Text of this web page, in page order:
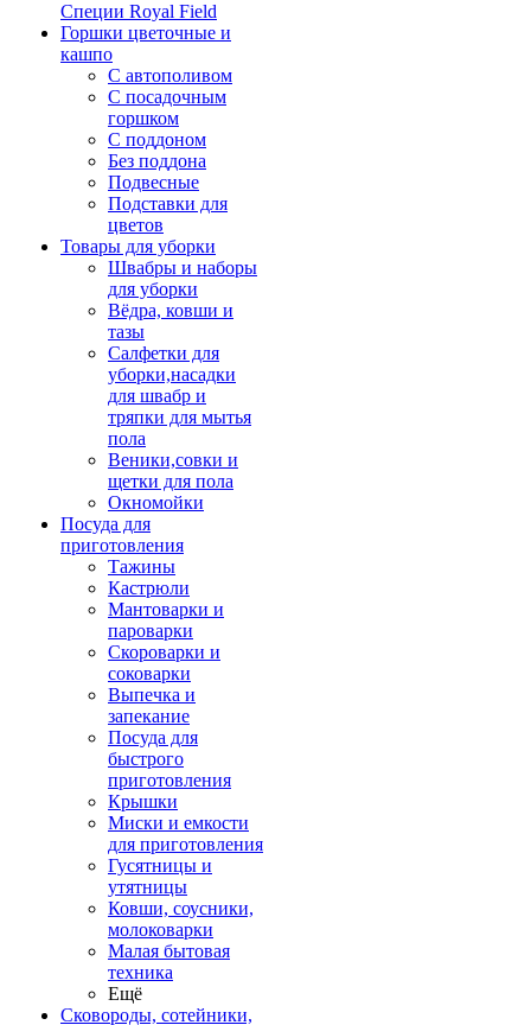
Специи Royal Field
Горшки цветочные и
кашпо
С автополивом
С посадочным
горшком
С поддоном
Без поддона
Подвесные
Подставки для
цветов
Товары для уборки
Швабры и наборы
для уборки
Вёдра, ковши и
тазы
Салфетки для
уборки,насадки
для швабр и
тряпки для мытья
пола
Веники,совки и
щетки для пола
Окномойки
Посуда для
приготовления
Тажины
Кастрюли
Мантоварки и
пароварки
Скороварки и
соковарки
Выпечка и
запекание
Посуда для
быстрого
приготовления
Крышки
Миски и емкости
для приготовления
Гусятницы и
утятницы
Ковши, соусники,
молоковарки
Малая бытовая
техника
Ещё
Сковороды, сотейники,